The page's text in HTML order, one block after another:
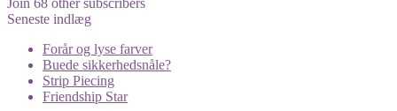
Join 68 other subscribers
Seneste indlæg
Forår og lyse farver
Buede sikkerhedsnåle?
Strip Piecing
Friendship Star